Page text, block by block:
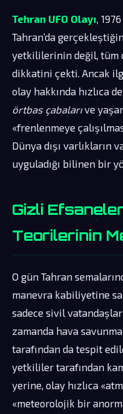
Tehran UFO Olayı ,
Tahran’da
yetkililerinin değil, tüm
dikkatini çekti. Ancak
olay hakkında hızlıca
örtbas çabalarıve
«frenlenmeye
Dünya dışı varlıkların
uyguladığı bilinen bir
Gizli
Teorilerinin
O gün Tahran
manevra kabiliyetine
sadece sivil
zamanda hava
tarafından da tespit
yetkililer tarafından
yerine, olay hızlıca
«meteorolojik bir